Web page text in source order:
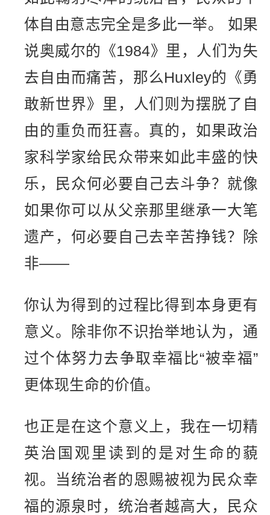
体自由意志完全是多此一举。 如果
说奥威尔的《1984》里，人们为失
去自由而痛苦，那么Huxley的《勇
敢新世界》里，人们则为摆脱了自
由的重负而狂喜。真的，如果政治
家科学家给民众带来如此丰盛的快
乐，民众何必要自己去斗争？就像
如果你可以从父亲那里继承一大笔
遗产，何必要自己去辛苦挣钱？除
非——
你认为得到的过程比得到本身更有
意义。除非你不识抬举地认为，通
过个体努力去争取幸福比“被幸福”
更体现生命的价值。
也正是在这个意义上，我在一切精
英治国观里读到的是对生命的藐
视。当统治者的恩赐被视为民众幸
福的源泉时，统治者越高大，民众